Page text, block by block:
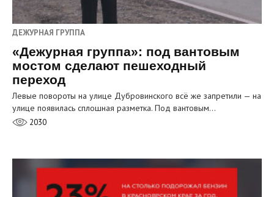
ДЕЖУРНАЯ ГРУППА
«Дежурная группа»: под вантовым
мостом сделают пешеходный
переход
Левые повороты на улице Дубровинского всё же запретили — на
улице появилась сплошная разметка. Под вантовым…
2030